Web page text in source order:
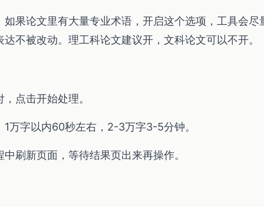
如果论文里有大量专业术语，开启这个选项，工具会尽
不被改动。理工科论文建议开，文科论文可以不开。
点击开始处理。
1万字以内60秒左右，2-3万字3-5分钟。
刷新页面，等待结果页出来再操作。